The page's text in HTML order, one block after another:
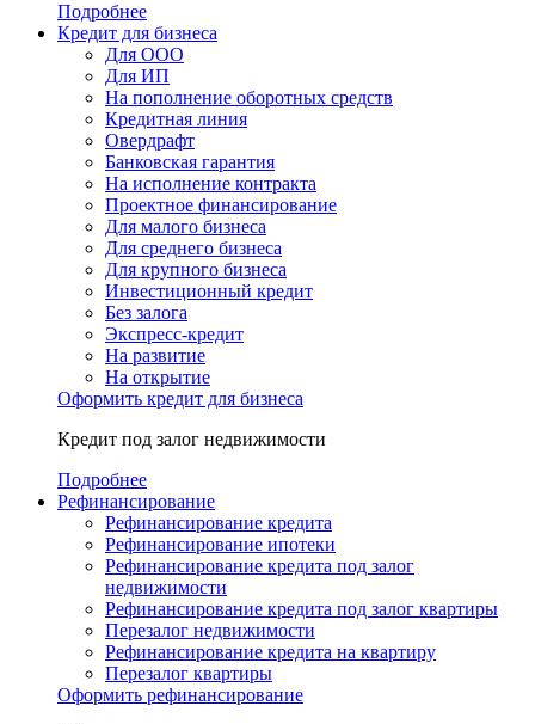
Подробнее
Кредит для бизнеса
Для ООО
Для ИП
На пополнение оборотных средств
Кредитная линия
Овердрафт
Банковская гарантия
На исполнение контракта
Проектное финансирование
Для малого бизнеса
Для среднего бизнеса
Для крупного бизнеса
Инвестиционный кредит
Без залога
Экспресс-кредит
На развитие
На открытие
Оформить кредит для бизнеса
Кредит под залог недвижимости
Подробнее
Рефинансирование
Рефинансирование кредита
Рефинансирование ипотеки
Рефинансирование кредита под залог
недвижимости
Рефинансирование кредита под залог квартиры
Перезалог недвижимости
Рефинансирование кредита на квартиру
Перезалог квартиры
Оформить рефинансирование